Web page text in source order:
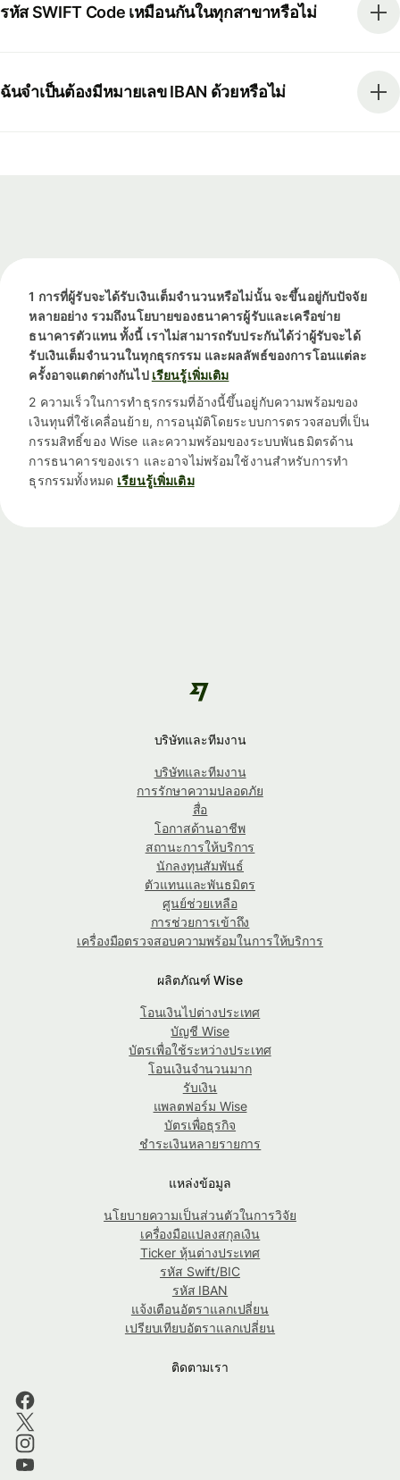
รหัส SWIFT Code เหมือนกันในทุกสาขาหรือไม่
ฉันจำเป็นต้องมีหมายเลข IBAN ด้วยหรือไม่
1 การที่ผู้รับจะได้รับเงินเต็มจำนวนหรือไม่นั้น จะขึ้นอยู่กับปัจจัย
หลายอย่าง รวมถึงนโยบายของธนาคารผู้รับและเครือข่าย
ธนาคารตัวแทน ทั้งนี้ เราไม่สามารถรับประกันได้ว่าผู้รับจะได้
รับเงินเต็มจำนวนในทุกธุรกรรม และผลลัพธ์ของการโอนแต่ละ
ครั้งอาจแตกต่างกันไป เรียนรู้เพิ่มเติม
2 ความเร็วในการทำธุรกรรมที่อ้างนี้ขึ้นอยู่กับความพร้อมของ
เงินทุนที่ใช้เคลื่อนย้าย, การอนุมัติโดยระบบการตรวจสอบที่เป็น
กรรมสิทธิ์ของ Wise และความพร้อมของระบบพันธมิตรด้าน
การธนาคารของเรา และอาจไม่พร้อมใช้งานสำหรับการทำ
ธุรกรรมทั้งหมด เรียนรู้เพิ่มเติม
บริษัทและทีมงาน
บริษัทและทีมงาน
การรักษาความปลอดภัย
สื่อ
โอกาสด้านอาชีพ
สถานะการให้บริการ
นักลงทุนสัมพันธ์
ตัวแทนและพันธมิตร
ศูนย์ช่วยเหลือ
การช่วยการเข้าถึง
เครื่องมือตรวจสอบความพร้อมในการให้บริการ
ผลิตภัณฑ์ Wise
โอนเงินไปต่างประเทศ
บัญชี Wise
บัตรเพื่อใช้ระหว่างประเทศ
โอนเงินจำนวนมาก
รับเงิน
แพลตฟอร์ม Wise
บัตรเพื่อธุรกิจ
ชำระเงินหลายรายการ
แหล่งข้อมูล
นโยบายความเป็นส่วนตัวในการวิจัย
เครื่องมือแปลงสกุลเงิน
Ticker หุ้นต่างประเทศ
รหัส Swift/BIC
รหัส IBAN
แจ้งเตือนอัตราแลกเปลี่ยน
เปรียบเทียบอัตราแลกเปลี่ยน
ติดตามเรา